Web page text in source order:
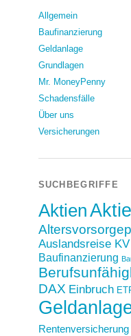
Allgemein
Baufinanzierung
Geldanlage
Grundlagen
Mr. MoneyPenny
Schadensfälle
Über uns
Versicherungen
SUCHBEGRIFFE
Aktien
Auslandsreise KV
Baufinanzierung
DAX Einbruch
Rentenversicherung